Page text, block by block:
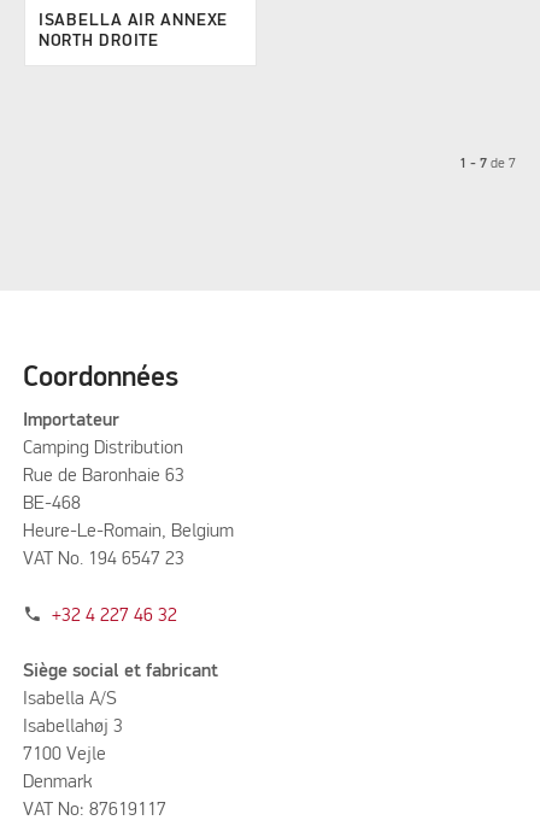
ISABELLA AIR ANNEXE
NORTH DROITE
1 - 7 de7
Coordonnées
Importateur
Camping Distribution
Rue de Baronhaie 63
BE-468
Heure-Le-Romain, Belgium
VAT No. 194 6547 23
phone +32 4 227 46 32
Siège social et fabricant
Isabella A/S
Isabellahøj 3
7100 Vejle
Denmark
VAT No: 87619117